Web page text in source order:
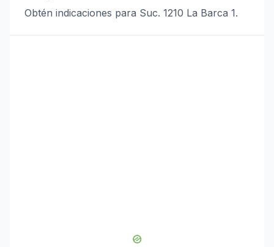
Obtén indicaciones para Suc. 1210 La Barca 1.